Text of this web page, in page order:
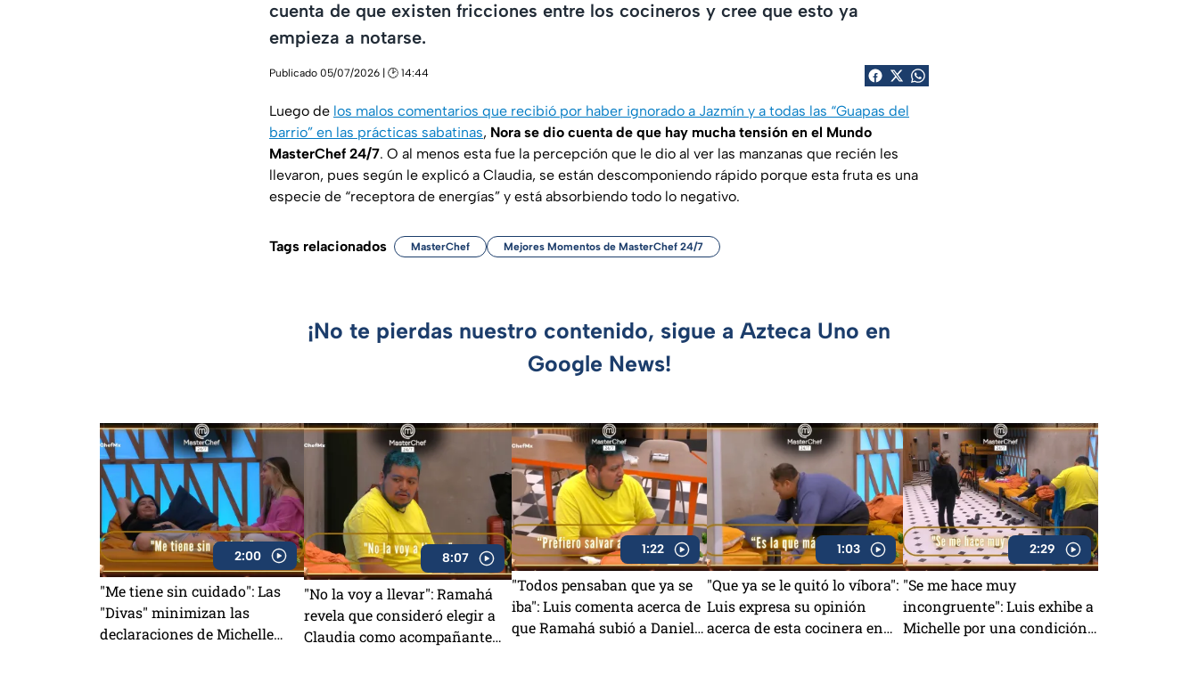
cuenta de que existen fricciones entre los cocineros y cree que esto ya
empieza a notarse.
Publicado 05/07/2026 | 🕑 14:44
Luego de los malos comentarios que recibió por haber ignorado a Jazmín y a todas las “Guapas del
barrio” en las prácticas sabatinas, Nora se dio cuenta de que hay mucha tensión en el Mundo
MasterChef 24/7. O al menos esta fue la percepción que le dio al ver las manzanas que recién les
llevaron, pues según le explicó a Claudia, se están descomponiendo rápido porque esta fruta es una
especie de “receptora de energías” y está absorbiendo todo lo negativo.
Tags relacionados MasterChef Mejores Momentos de MasterChef 24/7
¡No te pierdas nuestro contenido, sigue a Azteca Uno en
Google News!
2:00
"Me tiene sin cuidado": Las
"Divas" minimizan las
declaraciones de Michelle
8:07
"No la voy a llevar": Ramahá
revela que consideró elegir a
Claudia como acompañante
1:22
"Todos pensaban que ya se
iba": Luis comenta acerca de
que Ramahá subió a Daniela
1:03
"Que ya se le quitó lo víbora":
Luis expresa su opinión
acerca de esta cocinera en
2:29
"Se me hace muy
incongruente": Luis exhibe a
Michelle por una condición